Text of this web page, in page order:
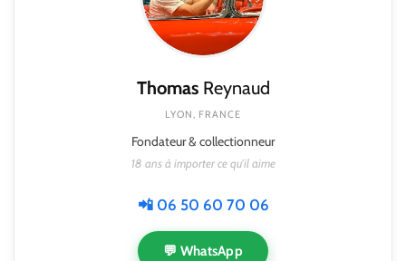
ThomasReynaud
LYON, FRANCE
Fondateur & collectionneur
18 ans à importer ce qu'il aime
📲 06 50 60 70 06
💬 WhatsApp